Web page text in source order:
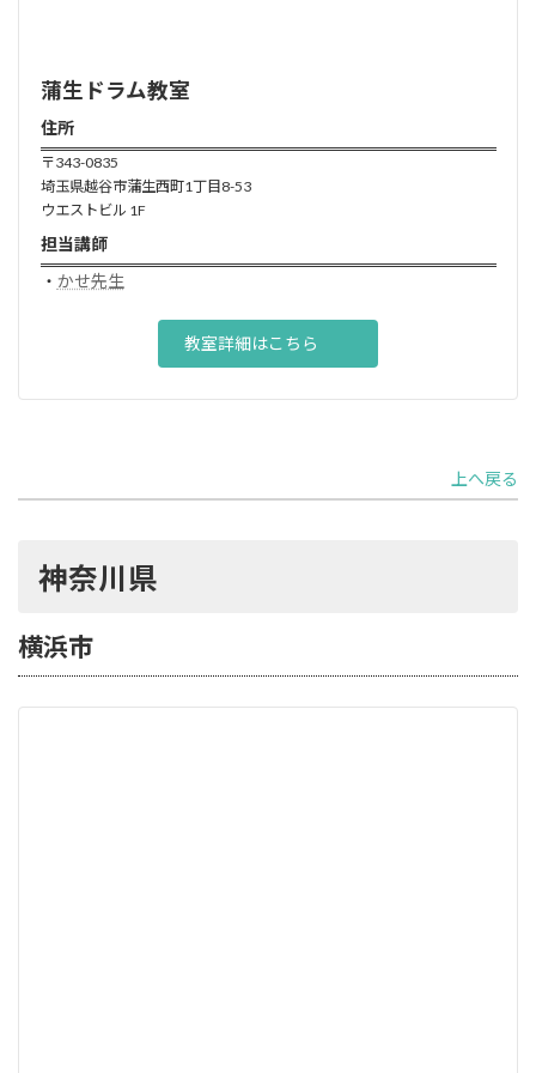
蒲生ドラム教室
住所
〒343-0835
埼玉県越谷市蒲生西町1丁目8-53
ウエストビル 1F
担当講師
・ かせ先生
教室詳細はこちら
上へ戻る
神奈川県
横浜市